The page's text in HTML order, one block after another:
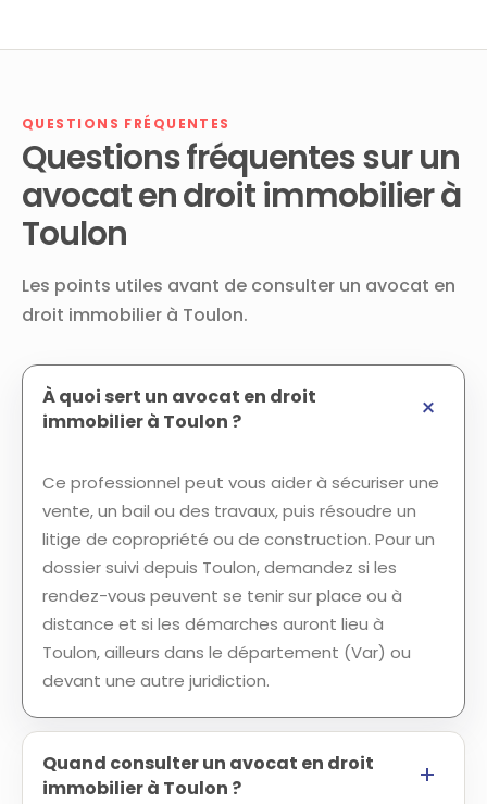
QUESTIONS FRÉQUENTES
Questions fréquentes sur un
avocat en droit immobilier à
Toulon
Les points utiles avant de consulter un avocat en
droit immobilier à Toulon.
À quoi sert un avocat en droit
immobilier à Toulon ?
Ce professionnel peut vous aider à sécuriser une
vente, un bail ou des travaux, puis résoudre un
litige de copropriété ou de construction. Pour un
dossier suivi depuis Toulon, demandez si les
rendez-vous peuvent se tenir sur place ou à
distance et si les démarches auront lieu à
Toulon, ailleurs dans le département (Var) ou
devant une autre juridiction.
Quand consulter un avocat en droit
immobilier à Toulon ?